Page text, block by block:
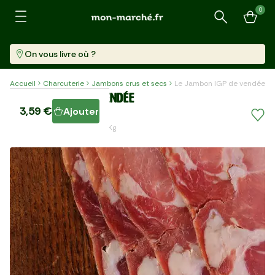
Recherche
0
On vous livre où ?
Accueil Charcuterie Jambons crus et secs Le Jambon IGP de vendée
Le Jambon IGP de vendée
44,88 €/kg
3,59 € Ajouter